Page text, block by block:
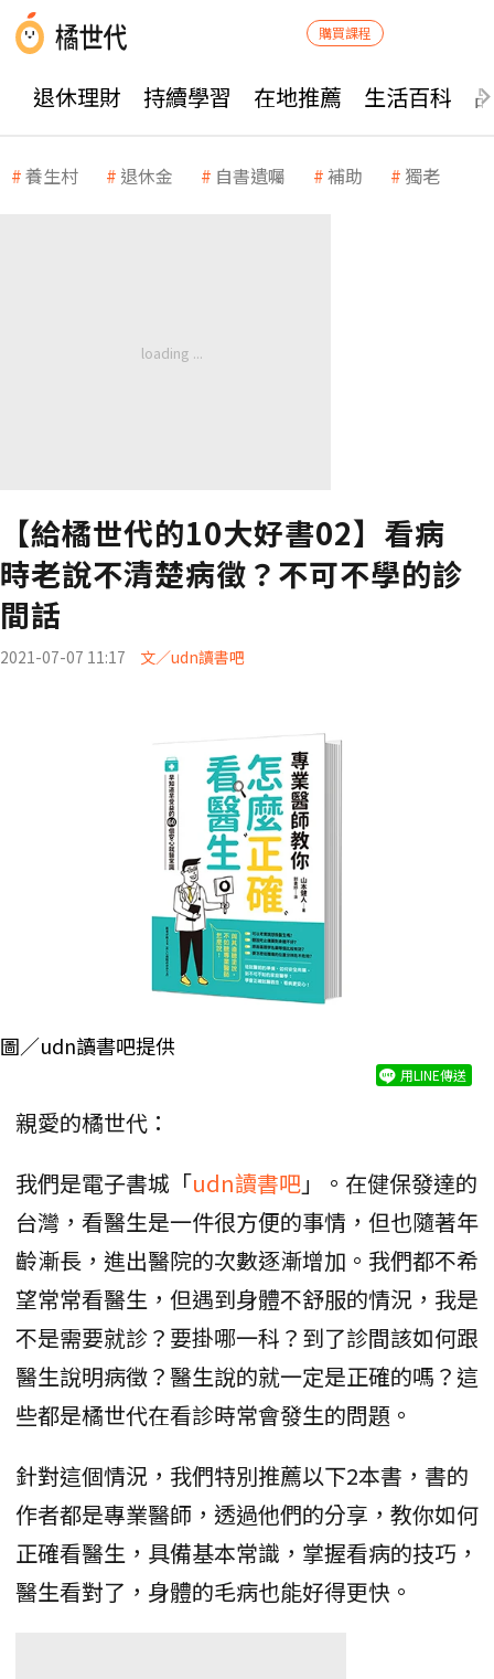
購買課程
退休理財 持續學習 在地推薦 生活百科
養生村 退休金 自書遺囑 補助 獨老
【給橘世代的10大好書02】看病
時老說不清楚病徵？不可不學的診
間話
2021-07-07 11:17 文／udn讀書吧
圖／udn讀書吧提供
用LINE傳送
親愛的橘世代：
我們是電子書城「udn讀書吧」。在健保發達的
台灣，看醫生是一件很方便的事情，但也隨著年
齡漸長，進出醫院的次數逐漸增加。我們都不希
望常常看醫生，但遇到身體不舒服的情況，我是
不是需要就診？要掛哪一科？到了診間該如何跟
醫生說明病徵？醫生說的就一定是正確的嗎？這
些都是橘世代在看診時常會發生的問題。
針對這個情況，我們特別推薦以下2本書，書的
作者都是專業醫師，透過他們的分享，教你如何
正確看醫生，具備基本常識，掌握看病的技巧，
醫生看對了，身體的毛病也能好得更快。